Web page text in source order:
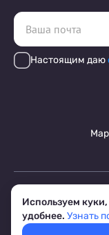
Настоящим даю
Используем
удобнее. Узнать